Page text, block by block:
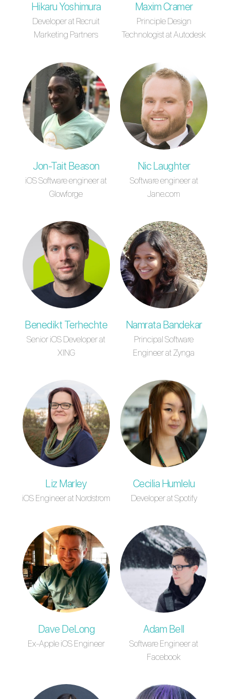
Hikaru Yoshimura
Developer at Recruit
Marketing Partners
Maxim Cramer
Principle Design
Technologist at Autodesk
Jon-Tait Beason
iOS Software engineer at
Glowforge
Nic Laughter
Software engineer at
Jane.com
Benedikt Terhechte
Senior iOS Developer at
XING
Namrata Bandekar
Principal Software
Engineer at Zynga
Liz Marley
iOS Engineer at Nordstrom
Cecilia Humlelu
Developer at Spotify
Dave DeLong
Ex-Apple iOS Engineer
Adam Bell
Software Engineer at
Facebook